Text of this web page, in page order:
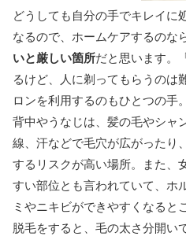
どうしても自分の手でキレイに
なるので、ホームケアするのなら
いと厳しい箇所だと思います。
るけど、人に剃ってもらうのは
ロンを利用するのもひとつの手。
背中やうなじは、髪の毛やシャ
線、汗などで毛穴が広がったり
するリスクが高い場所。また、
すい部位とも言われていて、ホ
ミやニキビができやすくなると
脱毛をすると、毛の太さ分開い